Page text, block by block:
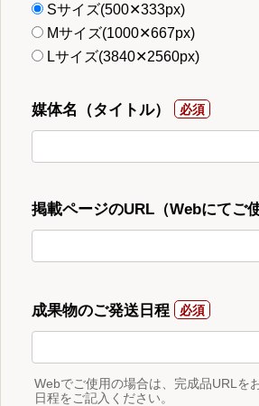
Sサイズ(500✕333px)
Mサイズ(1000✕667px)
Lサイズ(3840✕2560px)
媒体名（タイトル）
掲載ページのURL（Webにてご
成果物のご発送日程
Webでご使用の場合は、完成品URLを
日程をご記入ください。